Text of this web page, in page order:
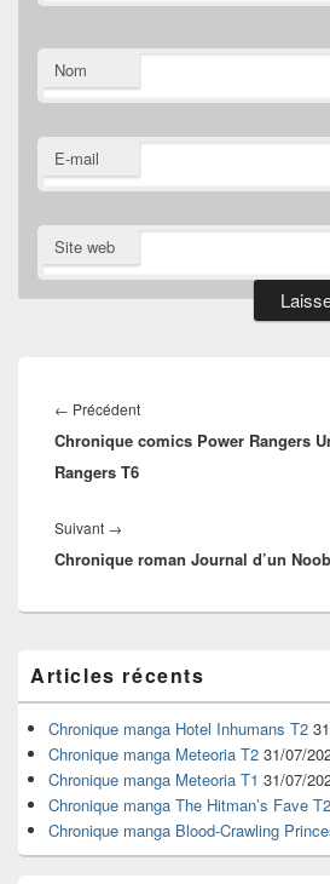
Nom
E-mail
Site web
de
l’article
← PrécédentArticle
précédent :
Chronique comics Power Rangers
Rangers T6
Suivant →
suivant :
Chronique roman Journal d’un
principale
de
widget
pour
barre
latérale
Articles récents
Chronique manga Hotel Inhumans T2
Chronique manga Meteoria T2 31/07/
Chronique manga Meteoria T1 31/07/
Chronique manga The Hitman’s Fave T2
Chronique manga Blood-Crawling